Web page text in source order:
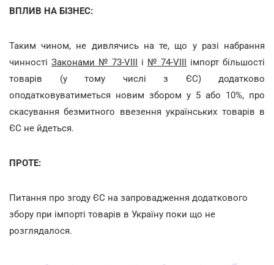
ВПЛИВ НА БІЗНЕС:
Таким чином, не дивлячись на те, що у разі набрання
чинності Законами № 73-VIII і № 74-VIII імпорт більшості
товарів (у тому числі з ЄС) додатково
оподатковуватиметься новим збором у 5 або 10%, про
скасування безмитного ввезення українських товарів в
ЄС не йдеться.
ПРОТЕ:
Питання про згоду ЄС на запровадження додаткового
збору при імпорті товарів в Україну поки що не
розглядалося.